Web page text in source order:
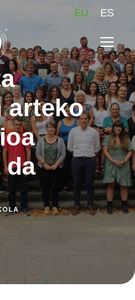
EU ES
arteko
da